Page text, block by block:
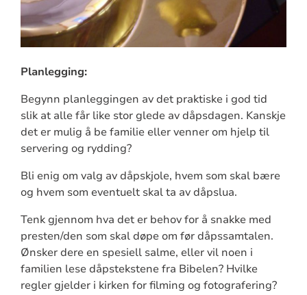
Planlegging:
Begynn planleggingen av det praktiske i god tid
slik at alle får like stor glede av dåpsdagen. Kanskje
det er mulig å be familie eller venner om hjelp til
servering og rydding?
Bli enig om valg av dåpskjole, hvem som skal bære
og hvem som eventuelt skal ta av dåpslua.
Tenk gjennom hva det er behov for å snakke med
presten/den som skal døpe om før dåpssamtalen.
Ønsker dere en spesiell salme, eller vil noen i
familien lese dåpstekstene fra Bibelen? Hvilke
regler gjelder i kirken for filming og fotografering?